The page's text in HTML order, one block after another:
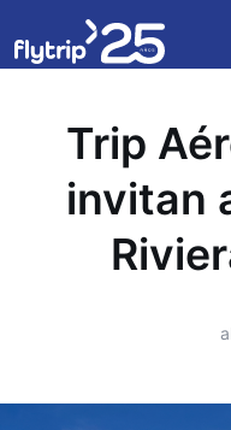
Trip
invitan